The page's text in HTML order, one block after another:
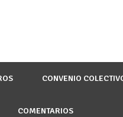
CONVENIO
COMENTARIOS